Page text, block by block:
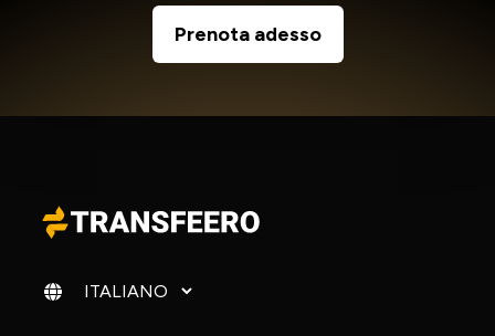
Prenota adesso
Cambia lingua